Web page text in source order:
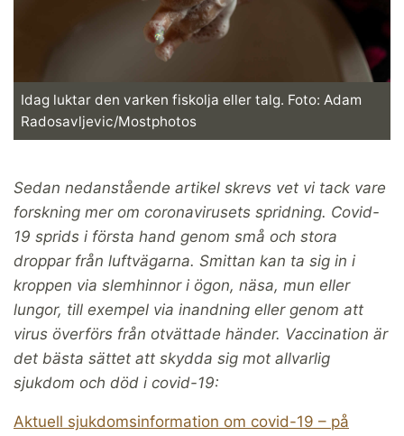
Idag luktar den varken fiskolja eller talg. Foto: Adam
Radosavljevic/Mostphotos
Sedan nedanstående artikel skrevs vet vi tack vare
forskning mer om coronavirusets spridning. Covid-
19 sprids i första hand genom små och stora
droppar från luftvägarna. Smittan kan ta sig in i
kroppen via slemhinnor i ögon, näsa, mun eller
lungor, till exempel via inandning eller genom att
virus överförs från otvättade händer. Vaccination är
det bästa sättet att skydda sig mot allvarlig
sjukdom och död i covid-19:
Aktuell sjukdomsinformation om covid-19 – på